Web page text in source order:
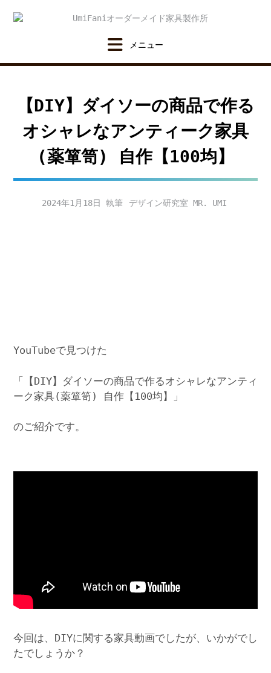
【DIY】ダイソーの商品で作る
オシャレなアンティーク家具
(薬箪笥) 自作【100均】
2024年1月18日 デザイン研究室 MR. UMI
YouTubeで見つけた
「【DIY】ダイソーの商品で作るオシャレなアンティ
ーク家具(薬箪笥) 自作【100均】」
のご紹介です。
今回は、DIYに関する家具動画でしたが、いかがでし
たでしょうか？